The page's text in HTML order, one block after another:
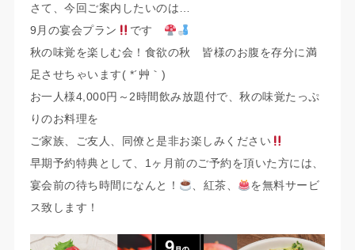
さて、今回ご案内したいのは…
9月の宴会プラン
です
秋の味覚を楽しむ会！食欲の秋 皆様のお腹を存分に満
足させちゃいます( *´艸｀)
お一人様4,000円～2時間飲み放題付で、秋の味覚たっぷ
りのお料理を
ご家族、ご友人、同僚と是非お楽しみください
早期予約特典として、1ヶ月前のご予約を頂いた方には、
宴会前の待ち時間になんと！
、紅茶、
を無料サービ
ス致します！